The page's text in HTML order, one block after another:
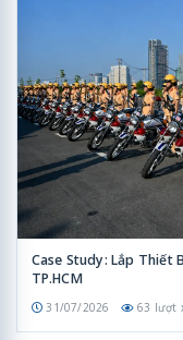
Case Study: Lắp Thiết
TP.HCM
31/07/2026 63 lượt